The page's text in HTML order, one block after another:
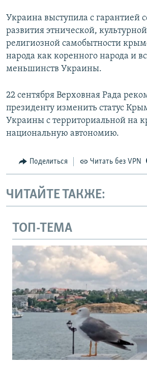
Украина выступила с гарантией
развития этнической,
религиозной самобытности
народа как коренного народа и
меньшинств Украины.
22 сентября Верховная Рада
президенту изменить статус
Украины с территориальной на
национальную автономию.
Поделиться Читать без VPN
ЧИТАЙТЕ ТАКЖЕ:
ТОП-ТЕМА